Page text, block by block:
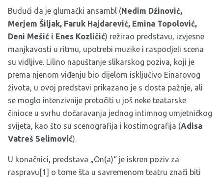
Budući da je glumački ansambl (Nedim Džinović,
Merjem Šiljak, Faruk Hajdarević, Emina Topolović,
Deni Mešić i Enes Kozličić) režirao predstavu, izvjesne
manjkavosti u ritmu, upotrebi muzike i raspodjeli scena
su vidljive. Lilino napuštanje slikarskog poziva, koji je
prema njenom viđenju bio dijelom isključivo Einarovog
života, u ovoj predstavi prikazano je s dosta pažnje, ali
se moglo intenzivnije pretočiti u još neke teatarske
činioce u svrhu dočaravanja jednog intimnog umjetničkog
svijeta, kao što su scenografija i kostimografija (Adisa
Vatreš Selimović).
U konačnici, predstava „On(a)“ je iskren poziv za
raspravu [1] o tome šta u savremenom teatru znači biti